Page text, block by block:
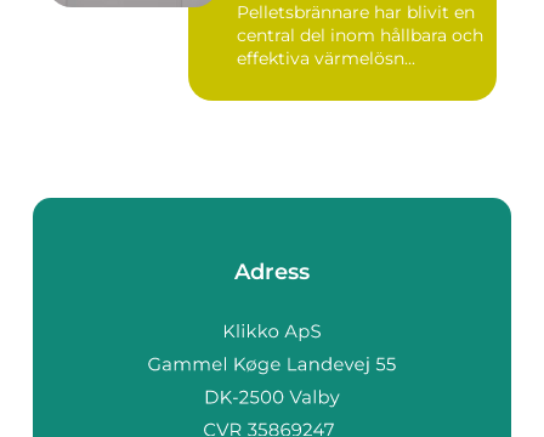
Pelletsbrännare har blivit en
central del inom hållbara och
effektiva värmelösn...
Adress